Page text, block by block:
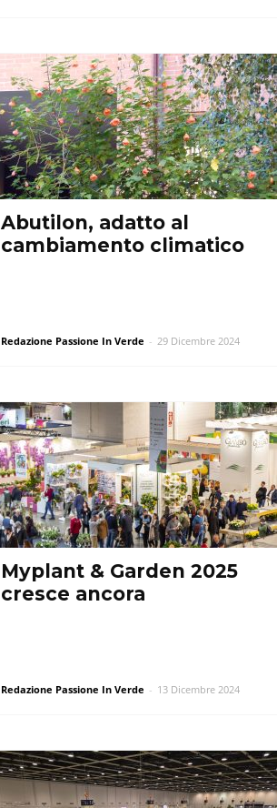
Abutilon, adatto al
cambiamento climatico
Redazione Passione In Verde - 29 Dicembre 2024
Myplant & Garden 2025
cresce ancora
Redazione Passione In Verde - 13 Dicembre 2024